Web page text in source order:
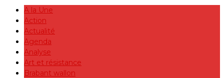
A la Une
Action
Actualité
Agenda
Analyse
Art et résistance
Brabant wallon